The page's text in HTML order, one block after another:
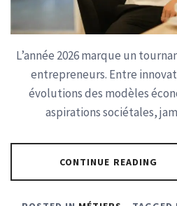
L’année 2026 marque un
entrepreneurs. Entre
évolutions des modèles
aspirations sociétales,
CONTINUE READING